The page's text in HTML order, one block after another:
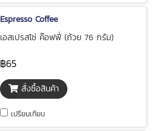
Espresso Coffee
เอสเปรสโซ่ ค๊อฟฟี่ (ถ้วย 76 กรัม)
฿65
สั่งซื้อสินค้า
เปรียบเทียบ